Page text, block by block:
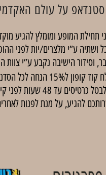
על עולם
תחילת המופע ומומלץ להגיע
ושתיה ע”י מלצרים/יות לפני
וסידור הישיבה נקבע ע”י
הנחה לכל הסדנאות ב'
להגיע, על מנת לפנות